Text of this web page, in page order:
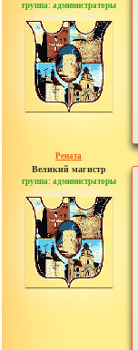
группа: администраторы
сообщений: 30442
Рената
Великий магистр
группа: администраторы
сообщений: 30442